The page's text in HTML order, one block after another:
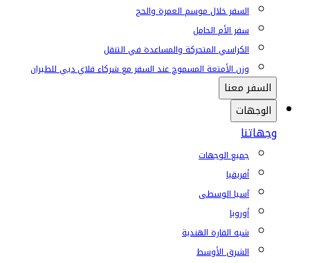
السفر خلال موسم العمرة والحج
سفر الأم الحامل
الكراسي المتحركة والمساعدة في التنقل
وزن الأمتعة المسموح عند السفر مع شركاء فلاي دبي للطيران
السفر معنا
الوجهات
وجهاتنا
جميع الوجهات
أفريقيا
آسيا الوسطى
أوروبا
شبه القارة الهندية
الشرق الأوسط